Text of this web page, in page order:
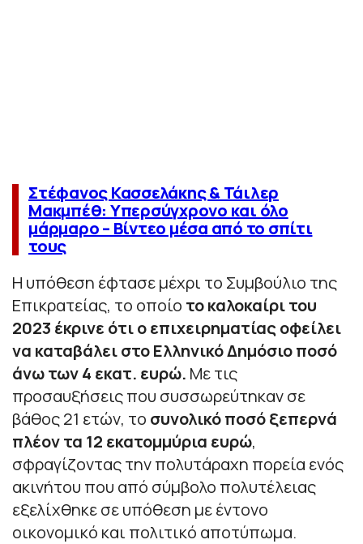
Στέφανος Κασσελάκης & Τάιλερ
Μακμπέθ: Υπερσύγχρονο και όλο
μάρμαρο – Βίντεο μέσα από το σπίτι
τους
Η υπόθεση έφτασε μέχρι το Συμβούλιο της
Επικρατείας, το οποίο το καλοκαίρι του
2023 έκρινε ότι ο επιχειρηματίας οφείλει
να καταβάλει στο Ελληνικό Δημόσιο ποσό
άνω των 4 εκατ. ευρώ. Με τις
προσαυξήσεις που συσσωρεύτηκαν σε
βάθος 21 ετών, το συνολικό ποσό ξεπερνά
πλέον τα 12 εκατομμύρια ευρώ,
σφραγίζοντας την πολυτάραχη πορεία ενός
ακινήτου που από σύμβολο πολυτέλειας
εξελίχθηκε σε υπόθεση με έντονο
οικονομικό και πολιτικό αποτύπωμα.